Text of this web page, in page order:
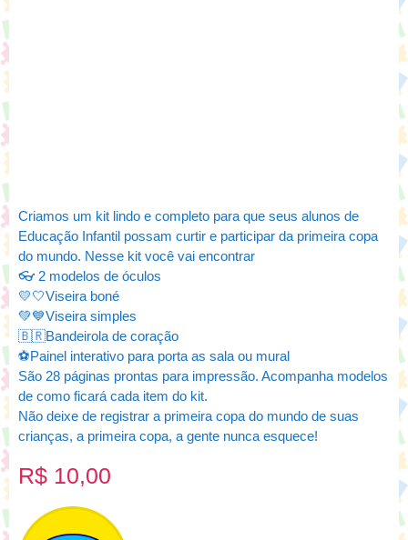
Criamos um kit lindo e completo para que seus alunos de
Educação Infantil possam curtir e participar da primeira copa
do mundo. Nesse kit você vai encontrar
👓 2 modelos de óculos
💛🤍Viseira boné
💚💙Viseira simples
🇧🇷Bandeirola de coração
⚽Painel interativo para porta as sala ou mural
São 28 páginas prontas para impressão. Acompanha modelos
de como ficará cada item do kit.
Não deixe de registrar a primeira copa do mundo de suas
crianças, a primeira copa, a gente nunca esquece!
R$ 10,00